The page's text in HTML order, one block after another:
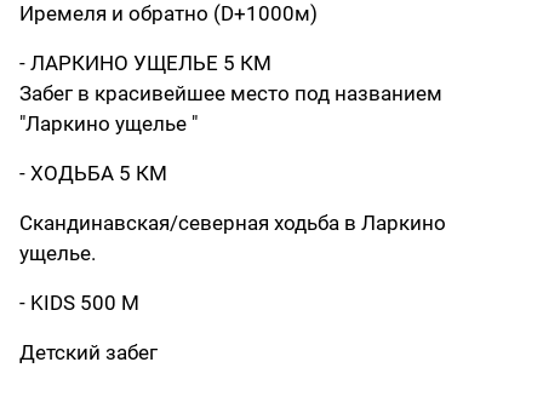
Иремеля и обратно (D+1000м)
- ЛАРКИНО УЩЕЛЬЕ 5 КМ
Забег в красивейшее место под названием
"Ларкино ущелье "
- ХОДЬБА 5 КМ
Скандинавская/северная ходьба в Ларкино
ущелье.
- KIDS 500 М
Детский забег